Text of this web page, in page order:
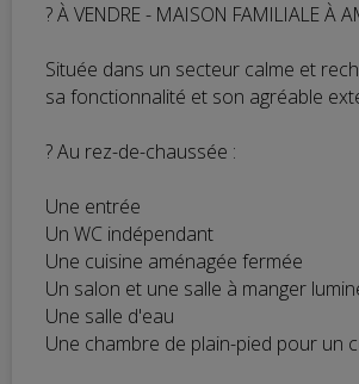
? À VENDRE - MAISON FAMILIALE À
Située dans un secteur calme et
sa fonctionnalité et son agréable
? Au rez-de-chaussée :
Une entrée
Un WC indépendant
Une cuisine aménagée fermée
Un salon et une salle à manger
Une salle d'eau
Une chambre de plain-pied pour un